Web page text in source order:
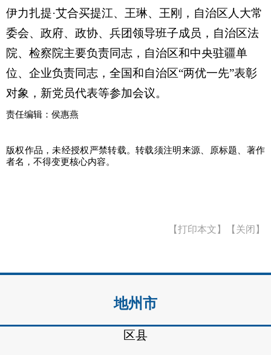
伊力扎提·艾合买提江、王琳、王刚，自治区人大常
委会、政府、政协、兵团领导班子成员，自治区法
院、检察院主要负责同志，自治区和中央驻疆单
位、企业负责同志，全国和自治区“两优一先”表彰
对象，新党员代表等参加会议。
责任编辑：侯惠燕
版权作品，未经授权严禁转载。转载须注明来源、原标题、著作
者名，不得变更核心内容。
【打印本文】 【关闭】
地州市
区县